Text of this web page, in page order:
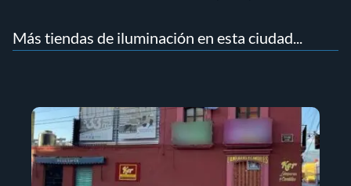
Más tiendas de iluminación en esta ciudad...